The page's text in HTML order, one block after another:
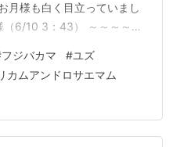
月様も白く目立っていまし
6/10 3：43） ～～～～～
肥えが無事終了、その後 新
たりしています。 ただ、
だ開花に至らずの状態 さ
子ですが ２番花は咲いてき
に置いていたせいか 茎が徒
フジバカマ #ユズ
カムアンドロサエマム